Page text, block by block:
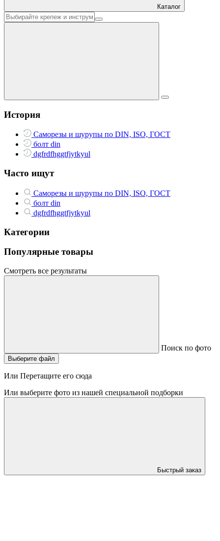
Каталог
История
Саморезы и шурупы по DIN, ISO, ГОСТ
болт din
dgfrdfhggtfjytkyul
Часто ищут
Саморезы и шурупы по DIN, ISO, ГОСТ
болт din
dgfrdfhggtfjytkyul
Категории
Популярные товары
Смотреть все результаты
Поиск по фото
Выберите файл
Или Перетащите его сюда
Или выберите фото из нашей специальной подборки
Быстрый заказ